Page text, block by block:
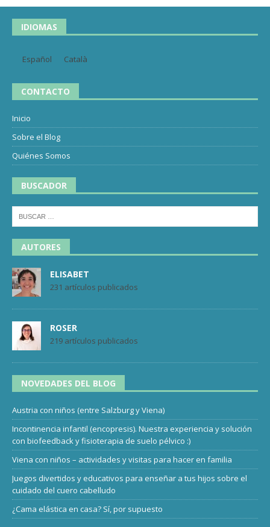
IDIOMAS
Español Català
CONTACTO
Inicio
Sobre el Blog
Quiénes Somos
BUSCADOR
AUTORES
ELISABET
231 artículos publicados
ROSER
219 artículos publicados
NOVEDADES DEL BLOG
Austria con niños (entre Salzburg y Viena)
Incontinencia infantil (encopresis). Nuestra experiencia y solución
con biofeedback y fisioterapia de suelo pélvico :)
Viena con niños – actividades y visitas para hacer en familia
Juegos divertidos y educativos para enseñar a tus hijos sobre el
cuidado del cuero cabelludo
¿Cama elástica en casa? Sí, por supuesto